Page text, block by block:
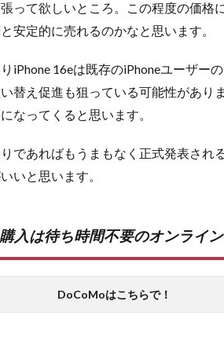
って欲しいところ。この程度の価格
安定的に売れるのかなと思います。
iPhone 16eは既存のiPhoneユーザー
替え促進も狙っている可能性があり
なってくると思います。
であればもうまもなく正式発表され
いと思います。
入は待ち時間不要のオンライ
DoCoMoはこちらで！